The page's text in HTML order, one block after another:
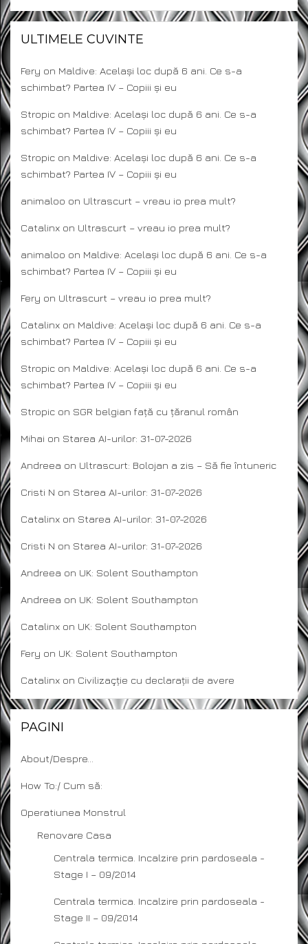
ULTIMELE CUVINTE
Fery on Maldive: Același loc după 6 ani. Ce s-a
schimbat? Partea IV – Copiii și eu
Stropic on Maldive: Același loc după 6 ani. Ce s-a
schimbat? Partea IV – Copiii și eu
Stropic on Maldive: Același loc după 6 ani. Ce s-a
schimbat? Partea IV – Copiii și eu
animaloo on Ultrascurt – vreau io prea mult?
Catalinx on Ultrascurt – vreau io prea mult?
animaloo on Maldive: Același loc după 6 ani. Ce s-a
schimbat? Partea IV – Copiii și eu
Fery on Ultrascurt – vreau io prea mult?
Catalinx on Maldive: Același loc după 6 ani. Ce s-a
schimbat? Partea IV – Copiii și eu
Stropic on Maldive: Același loc după 6 ani. Ce s-a
schimbat? Partea IV – Copiii și eu
Stropic on SGR belgian față cu țăranul român
Mihai on Starea AI-urilor: 31-07-2026
Andreea on Ultrascurt: Bolojan a zis – Să fie întuneric
Cristi N on Starea AI-urilor: 31-07-2026
Catalinx on Starea AI-urilor: 31-07-2026
Cristi N on Starea AI-urilor: 31-07-2026
Andreea on UK: Solent Southampton
Andreea on UK: Solent Southampton
Catalinx on UK: Solent Southampton
Fery on UK: Solent Southampton
Catalinx on Civilizaçție cu declarații de avere
PAGINI
About/Despre…
How To:/ Cum să:
Operatiunea Monstrul
Renovare Casa
Centrala termica. Incalzire prin pardoseala -
Stage I – 09/2014
Centrala termica. Incalzire prin pardoseala -
Stage II – 09/2014